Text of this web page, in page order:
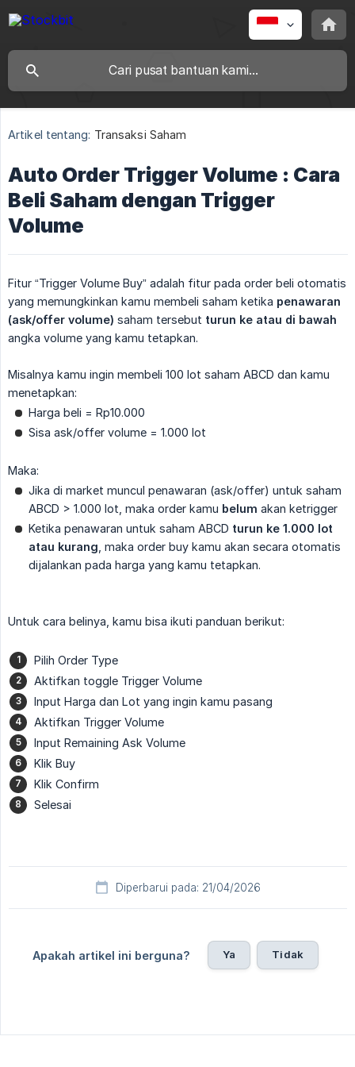
Artikel tentang: Transaksi Saham
Auto Order Trigger Volume : Cara
Beli Saham dengan Trigger
Volume
Fitur “Trigger Volume Buy” adalah fitur pada order beli otomatis
yang memungkinkan kamu membeli saham ketika penawaran
(ask/offer volume) saham tersebut turun ke atau di bawah
angka volume yang kamu tetapkan.
Misalnya kamu ingin membeli 100 lot saham ABCD dan kamu
menetapkan:
Harga beli = Rp10.000
Sisa ask/offer volume = 1.000 lot
Maka:
Jika di market muncul penawaran (ask/offer) untuk saham
ABCD > 1.000 lot, maka order kamu belum akan ketrigger
Ketika penawaran untuk saham ABCD turun ke 1.000 lot
atau kurang , maka order buy kamu akan secara otomatis
dijalankan pada harga yang kamu tetapkan.
Untuk cara belinya, kamu bisa ikuti panduan berikut:
Pilih Order Type
Aktifkan toggle Trigger Volume
Input Harga dan Lot yang ingin kamu pasang
Aktifkan Trigger Volume
Input Remaining Ask Volume
Klik Buy
Klik Confirm
Selesai
Diperbarui pada: 21/04/2026
Apakah artikel ini berguna? Ya Tidak